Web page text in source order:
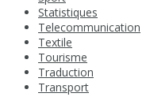
Statistiques
Telecommunication
Textile
Tourisme
Traduction
Transport